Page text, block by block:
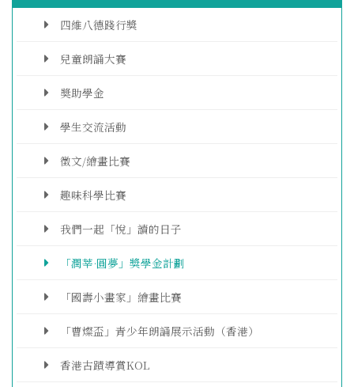
四維八德踐行獎
兒童朗誦大賽
奬助學金
學生交流活動
徵文/繪畫比賽
趣味科學比賽
我們一起「悅」讀的日子
「潤莘·圓夢」獎學金計劃
「國壽小畫家」繪畫比賽
「曹燦盃」青少年朗誦展示活動（香港）
香港古蹟導賞KOL